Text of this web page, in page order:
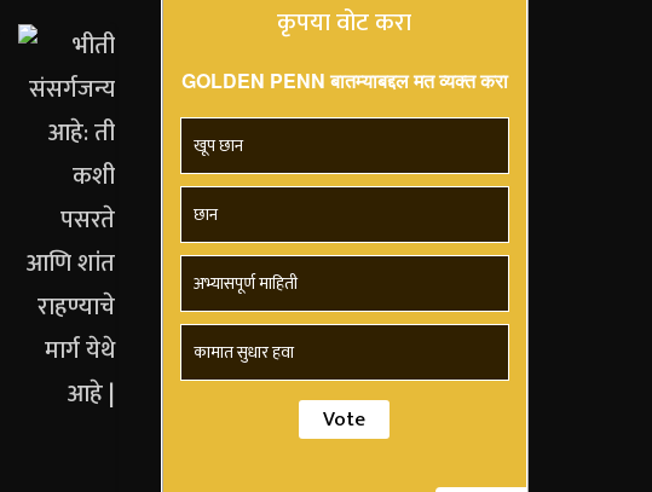
कृपया वोट करा
GOLDEN PENN बातम्याबद्दल मत व्यक्त करा
खूप छान
छान
अभ्यासपूर्ण माहिती
कामात सुधार हवा